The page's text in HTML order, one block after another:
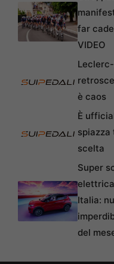
far
VIDEO
è caos
È
scelta
Super
Italia:
del